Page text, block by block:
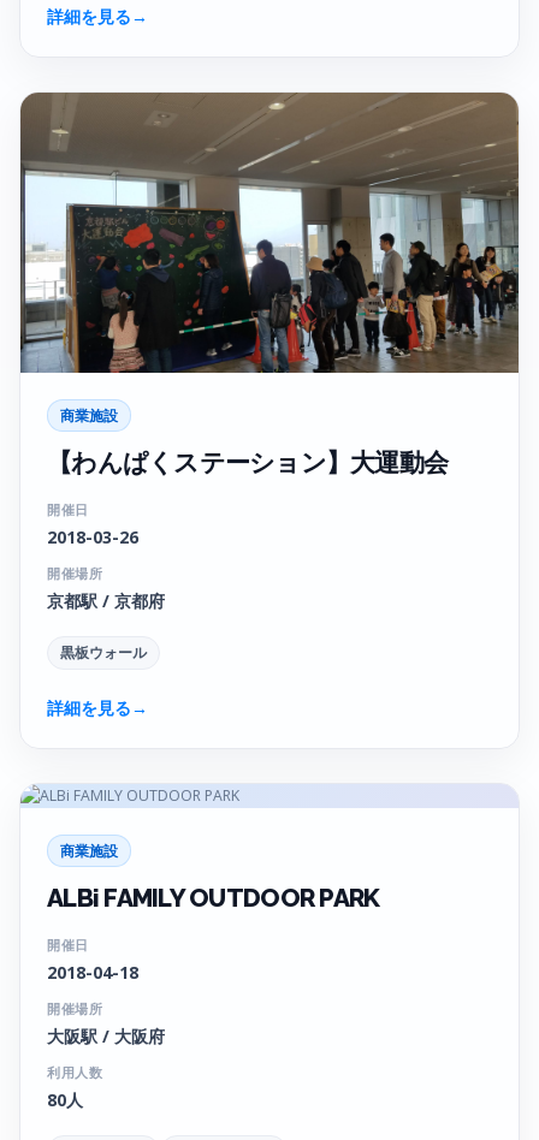
詳細を見る→
商業施設
【わんぱくステーション】大運動会
開催日
2018-03-26
開催場所
京都駅 / 京都府
黒板ウォール
詳細を見る→
商業施設
ALBi FAMILY OUTDOOR PARK
開催日
2018-04-18
開催場所
大阪駅 / 大阪府
利用人数
80人